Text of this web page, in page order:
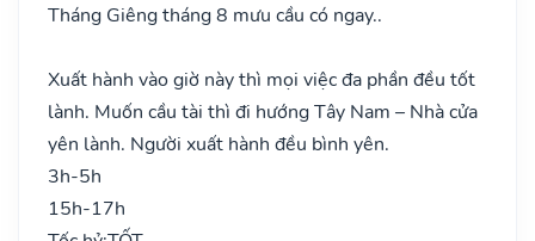
Tháng Giêng tháng 8 mưu cầu có ngay..
Xuất hành vào giờ này thì mọi việc đa phần đều tốt
lành. Muốn cầu tài thì đi hướng Tây Nam – Nhà cửa
yên lành. Người xuất hành đều bình yên.
3h-5h
15h-17h